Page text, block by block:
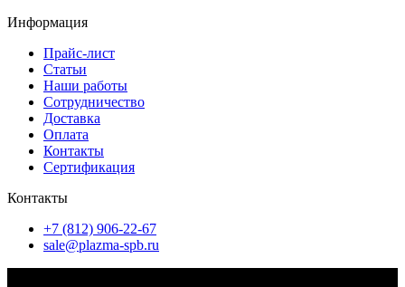
Информация
Прайс-лист
Статьи
Наши работы
Сотрудничество
Доставка
Оплата
Контакты
Сертификация
Контакты
+7 (812) 906-22-67
sale@plazma-spb.ru